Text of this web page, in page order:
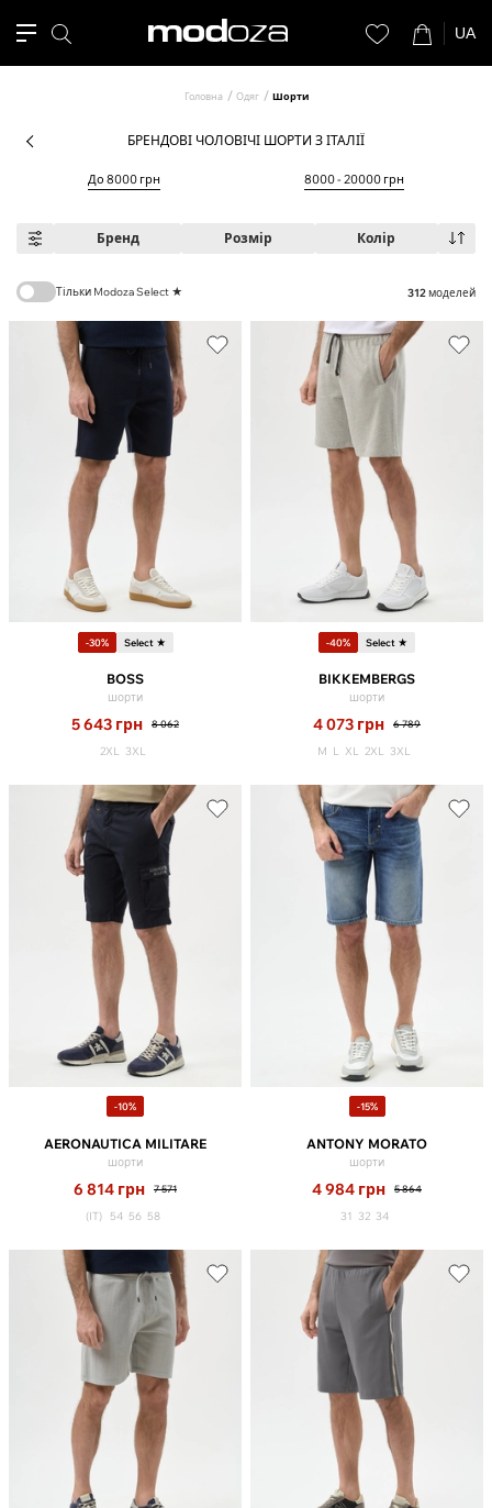
UA
Головна Одяг Шорти
БРЕНДОВІ ЧОЛОВІЧІ ШОРТИ З ІТАЛІЇ
До 8000 грн 8000 - 20000 грн
Бренд Розмір Колір
Тільки Modoza Select ★ 312моделей
-30% Select ★
BOSS
шорти
5 643 грн 8 062
2XL 3XL
-40% Select ★
BIKKEMBERGS
шорти
4 073 грн 6 789
M L XL 2XL 3XL
-10%
AERONAUTICA MILITARE
шорти
6 814 грн 7 571
(IT) 54 56 58
-15%
ANTONY MORATO
шорти
4 984 грн 5 864
31 32 34